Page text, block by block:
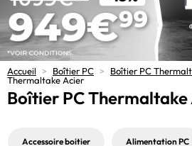
Accueil > Boîtier PC > Boîtier PC
Thermaltake Acier
Boîtier PC Thermaltake
Accessoire boitier Alimentation PC